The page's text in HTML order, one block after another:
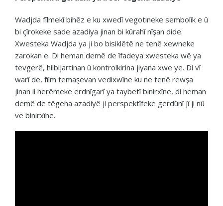
Wadjda fîlmekî bihêz e ku xwedî vegotineke sembolîk e û
bi çîrokeke sade azadiya jinan bi kûrahî nîşan dide.
Xwesteka Wadjda ya ji bo bisiklêtê ne tenê xewneke
zarokan e. Di heman demê de îfadeya xwesteka wê ya
tevgerê, hilbijartinan û kontrolkirina jiyana xwe ye. Di vî
warî de, fîlm temaşevan vedixwîne ku ne tenê rewşa
jinan li herêmeke erdnîgarî ya taybetî binirxîne, di heman
demê de têgeha azadiyê ji perspektîfeke gerdûnî jî ji nû
ve binirxîne.